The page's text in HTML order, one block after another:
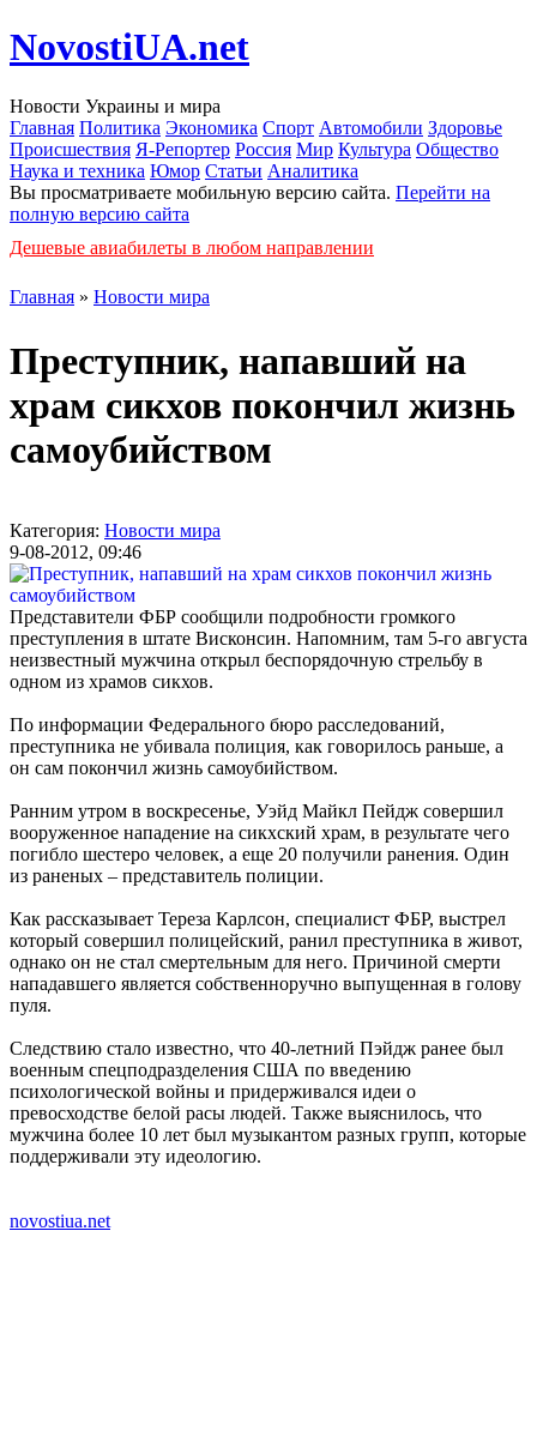
NovostiUA.net
Новости Украины и мира
Главная Политика Экономика Спорт Автомобили Здоровье
Происшествия Я-Репортер Россия Мир Культура Общество
Наука и техника Юмор Статьи Аналитика
Вы просматриваете мобильную версию сайта. Перейти на
полную версию сайта
Дешевые авиабилеты в любом направлении
Главная » Новости мира
Преступник, напавший на
храм сикхов покончил жизнь
самоубийством
Категория: Новости мира
9-08-2012, 09:46
Представители ФБР сообщили подробности громкого
преступления в штате Висконсин. Напомним, там 5-го августа
неизвестный мужчина открыл беспорядочную стрельбу в
одном из храмов сикхов.
По информации Федерального бюро расследований,
преступника не убивала полиция, как говорилось раньше, а
он сам покончил жизнь самоубийством.
Ранним утром в воскресенье, Уэйд Майкл Пейдж совершил
вооруженное нападение на сикхский храм, в результате чего
погибло шестеро человек, а еще 20 получили ранения. Один
из раненых – представитель полиции.
Как рассказывает Тереза Карлсон, специалист ФБР, выстрел
который совершил полицейский, ранил преступника в живот,
однако он не стал смертельным для него. Причиной смерти
нападавшего является собственноручно выпущенная в голову
пуля.
Следствию стало известно, что 40-летний Пэйдж ранее был
военным спецподразделения США по введению
психологической войны и придерживался идеи о
превосходстве белой расы людей. Также выяснилось, что
мужчина более 10 лет был музыкантом разных групп, которые
поддерживали эту идеологию.
novostiua.net